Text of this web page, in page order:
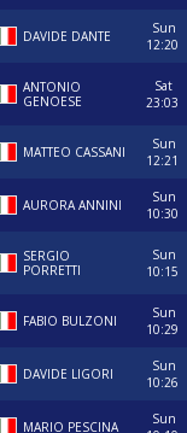
DAVIDE DANTE
Sun
12:20
ANTONIO
GENOESE
Sat
23:03
MATTEO CASSANI
Sun
12:21
AURORA ANNINI
Sun
10:30
SERGIO
PORRETTI
Sun
10:15
FABIO BULZONI
Sun
10:29
DAVIDE LIGORI
Sun
10:26
MARIO PESCINA
Sun